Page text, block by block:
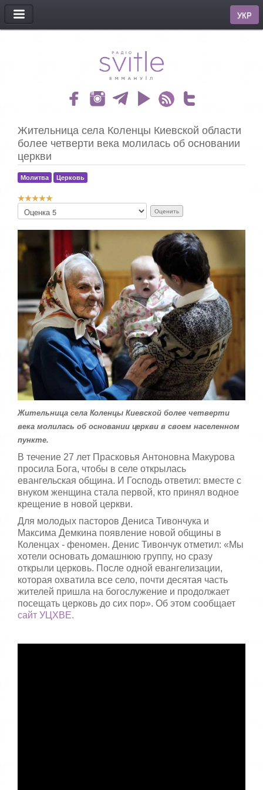
МЕНЮ
УКР
Жительница села Коленцы Киевской области
более четверти века молилась об основании
церкви
Молитва Церковь
Р
й
т
и
н
5
5
о
ж
а
л
у
т
а
,
ц
е
н
и
т
е
Жительница села Коленцы Киевской более четверти
века молилась об основании церкви в своем населенном
пункте.
В течение 27 лет Прасковья Антоновна Макурова
просила Бога, чтобы в селе открылась
евангельская община. И Господь ответил: вместе с
внуком женщина стала первой, кто принял водное
крещение в новой церкви.
Для молодых пасторов Дениса Тивончука и
Максима Демкина появление новой общины в
Коленцах - феномен. Денис Тивончук отметил: «Мы
хотели основать домашнюю группу, но сразу
открыли церковь. После одной евангелизации,
которая охватила все село, почти десятая часть
жителей пришла на богослужение и продолжает
посещать церковь до сих пор». Об этом сообщает
сайт УЦХВЕ.